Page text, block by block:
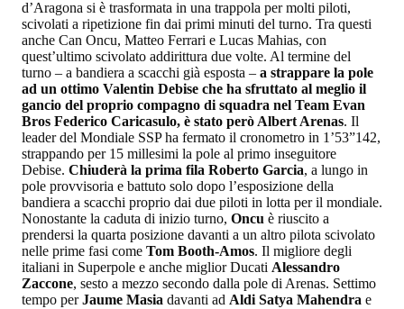
d’Aragona si è trasformata in una trappola per molti piloti,
scivolati a ripetizione fin dai primi minuti del turno. Tra questi
anche Can Oncu, Matteo Ferrari e Lucas Mahias, con
quest’ultimo scivolato addirittura due volte. Al termine del
turno – a bandiera a scacchi già esposta – a strappare la pole
ad un ottimo Valentin Debise che ha sfruttato al meglio il
gancio del proprio compagno di squadra nel Team Evan
Bros Federico Caricasulo, è stato però Albert Arenas. Il
leader del Mondiale SSP ha fermato il cronometro in 1’53”142,
strappando per 15 millesimi la pole al primo inseguitore
Debise. Chiuderà la prima fila Roberto Garcia, a lungo in
pole provvisoria e battuto solo dopo l’esposizione della
bandiera a scacchi proprio dai due piloti in lotta per il mondiale.
Nonostante la caduta di inizio turno, Oncu è riuscito a
prendersi la quarta posizione davanti a un altro pilota scivolato
nelle prime fasi come Tom Booth-Amos. Il migliore degli
italiani in Superpole e anche miglior Ducati Alessandro
Zaccone, sesto a mezzo secondo dalla pole di Arenas. Settimo
tempo perJaume Masia davanti ad Aldi Satya Mahendra e